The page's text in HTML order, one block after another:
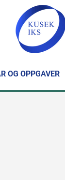
OG OPPGAVER